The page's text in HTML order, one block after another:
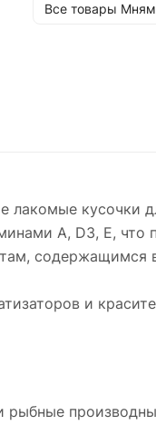
Все товары
лакомые кусочки
A, D3, E, что
содержащимся
и